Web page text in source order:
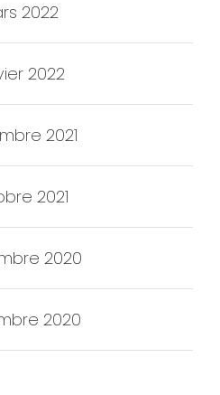
2022
2022
2021
2021
2020
2020